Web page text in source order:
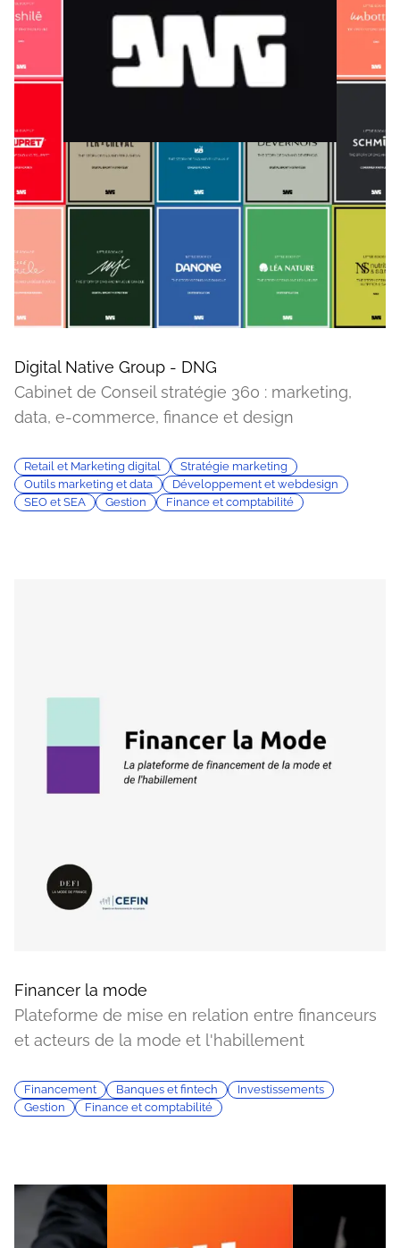
Digital Native Group - DNG
Cabinet de Conseil stratégie 360 : marketing,
data, e-commerce, finance et design
Retail et Marketing digital
Stratégie marketing
Outils marketing et data
Développement et webdesign
SEO et SEA
Gestion Finance et comptabilité
Financer la mode
Plateforme de mise en relation entre financeurs
et acteurs de la mode et l'habillement
Financement Banques et fintech
Investissements
Gestion
Finance et comptabilité